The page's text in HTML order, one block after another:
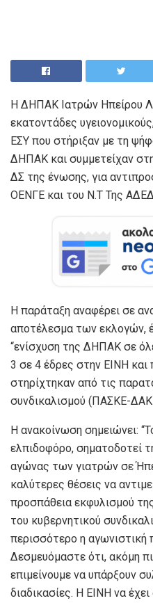
Η ΔΗΠΑΚ Ιατρών Ηπείρου
εκατοντάδες
ΕΣΥ που στήριξαν με τη
ΔΗΠΑΚ και συμμετείχαν
ΔΣ της ένωσης, για
ΟΕΝΓΕ και του Ν.Τ Της
Η παράταξη αναφέρει σε
αποτέλεσμα των εκλογών,
“ενίσχυση της ΔΗΠΑΚ σε
3 σε 4 έδρες στην ΕΙΝΗ
στηρίχτηκαν από τις
συνδικαλισμού (ΠΑΣΚΕ-
Η ανακοίνωση σημειώνει:
ελπιδοφόρο, σηματοδοτεί
αγώνας των γιατρών σε
καλύτερες θέσεις να
προσπάθεια εκφυλισμού
του κυβερνητικού
περισσότερο η
Δεσμευόμαστε ότι, ακόμη
επιμείνουμε να υπάρξουν
διαδικασίες. Η ΕΙΝΗ να